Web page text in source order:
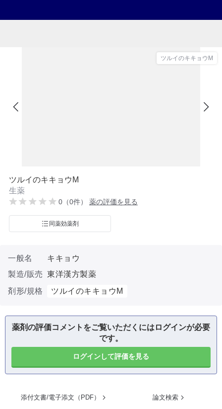
ツルイのキキョウM
ツルイのキキョウM
生薬
0（0件） 薬の評価を見る
同薬効薬剤
一般名
キキョウ
製造/販売 東洋漢方製薬
剤形/規格
ツルイのキキョウM
薬剤の評価コメントをご覧いただくにはログインが必要
です。
ログインして評価を見る
添付文書/電子添文（PDF） 論文検索